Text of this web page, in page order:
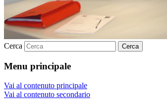
Cerca
Menu principale
Vai al contenuto principale
Vai al contenuto secondario